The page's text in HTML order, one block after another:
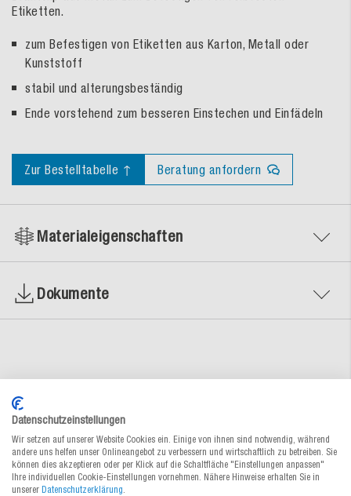
Etiketten.
zum Befestigen von Etiketten aus Karton, Metall oder
Kunststoff
stabil und alterungsbeständig
Ende vorstehend zum besseren Einstechen und Einfädeln
Zur Bestelltabelle ↑ Beratung anfordern
Materialeigenschaften
Dokumente
Datenschutzeinstellungen
Wir setzen auf unserer Website Cookies ein. Einige von ihnen sind notwendig, während
andere uns helfen unser Onlineangebot zu verbessern und wirtschaftlich zu betreiben. Sie
können dies akzeptieren oder per Klick auf die Schaltfläche "Einstellungen anpassen"
Ihre individuellen Cookie-Einstellungen vornehmen. Nähere Hinweise erhalten Sie in
unserer Datenschutzerklärung